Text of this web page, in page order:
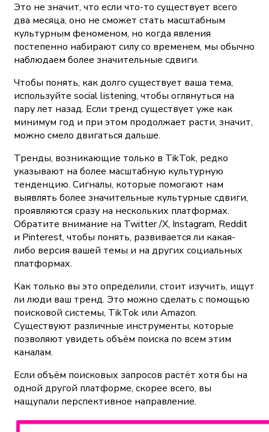
Это не значит, что если что-то существует всего
два месяца, оно не сможет стать масштабным
культурным феноменом, но когда явления
постепенно набирают силу со временем, мы обычно
наблюдаем более значительные сдвиги.
Чтобы понять, как долго существует ваша тема,
используйте social listening, чтобы оглянуться на
пару лет назад. Если тренд существует уже как
минимум год и при этом продолжает расти, значит,
можно смело двигаться дальше.
Тренды, возникающие только в TikTok, редко
указывают на более масштабную культурную
тенденцию. Сигналы, которые помогают нам
выявлять более значительные культурные сдвиги,
проявляются сразу на нескольких платформах.
Обратите внимание на Twitter /X, Instagram, Reddit
и Pinterest, чтобы понять, развивается ли какая-
либо версия вашей темы и на других социальных
платформах.
Как только вы это определили, стоит изучить, ищут
ли люди ваш тренд. Это можно сделать с помощью
поисковой системы, TikTok или Amazon.
Существуют различные инструменты, которые
позволяют увидеть объём поиска по всем этим
каналам.
Если объём поисковых запросов растёт хотя бы на
одной другой платформе, скорее всего, вы
нащупали перспективное направление.